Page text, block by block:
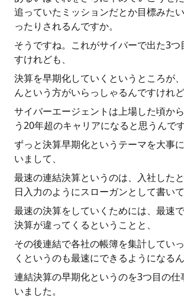
追っていたミッションだとか目標みた
ったりされるんですか。
そうですね。これがサイバーで出た3
すけれども、
決算を早期化していくというところが
んという方がいらっしゃるんですけれど
サイバーエージェントは上場した頃か
う20年超のキャリアになると思うんで
ずっと決算早期化というテーマを大事
いまして、
最速の連結決算というのは、入社した
日入力のようにスローガンとして書いて
最速の決算をしていくためには、最速
決算が違ってくるということと、
その後連結で各社の帳簿を集計してい
くというのも最速にできるようになる
連結決算の早期化というのを3つ目の仕
いました。